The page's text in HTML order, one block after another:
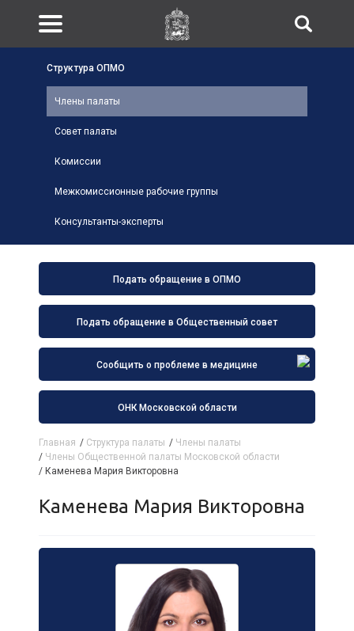
Подать обращение в ОПМО
Подать обращение в Общественный совет
Сообщить о проблеме в медицине
ОНК Московской области
Структура ОПМО
Члены палаты
Совет палаты
Комиссии
Межкомиссионные рабочие группы
Консультанты-эксперты
Главная / Структура палаты / Члены палаты
/ Члены Общественной палаты Московской области
/ Каменева Мария Викторовна
Каменева Мария Викторовна